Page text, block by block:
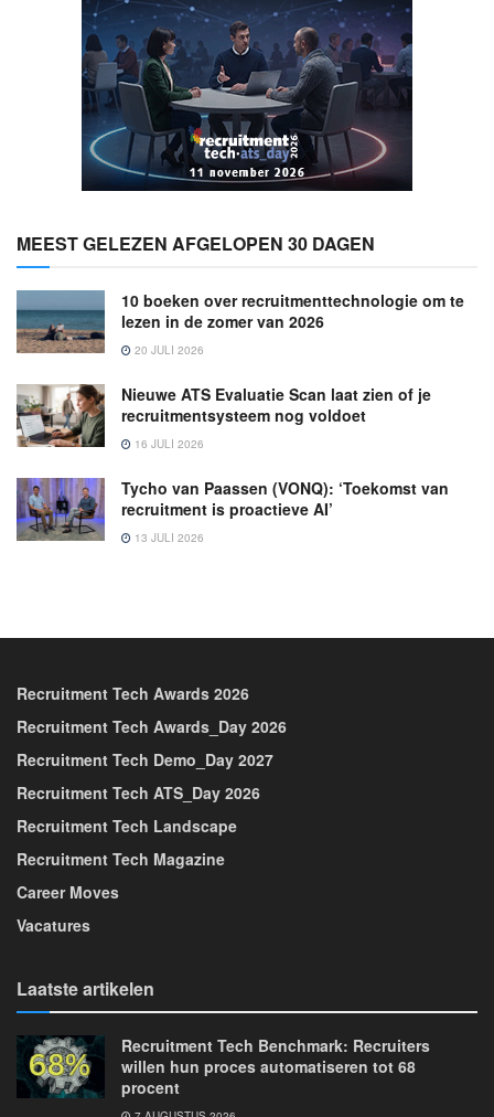
MEEST GELEZEN AFGELOPEN 30 DAGEN
10 boeken over recruitmenttechnologie om te
lezen in de zomer van 2026
20 JULI 2026
Nieuwe ATS Evaluatie Scan laat zien of je
recruitmentsysteem nog voldoet
16 JULI 2026
Tycho van Paassen (VONQ): ‘Toekomst van
recruitment is proactieve AI’
13 JULI 2026
Recruitment Tech Awards 2026
Recruitment Tech Awards_Day 2026
Recruitment Tech Demo_Day 2027
Recruitment Tech ATS_Day 2026
Recruitment Tech Landscape
Recruitment Tech Magazine
Career Moves
Vacatures
Laatste artikelen
Recruitment Tech Benchmark: Recruiters
willen hun proces automatiseren tot 68
procent